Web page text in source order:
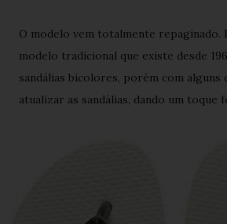
O modelo vem totalmente repaginado.
modelo tradicional que existe desde
sandálias bicolores, porém com alguns
atualizar as sandálias, dando um toque